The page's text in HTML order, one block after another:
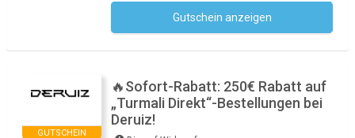
Gutschein anzeigen
GUTSCHEIN
🔥Sofort-Rabatt: 250€ Rabatt auf
„Turmali Direkt“-Bestellungen bei
Deruiz!